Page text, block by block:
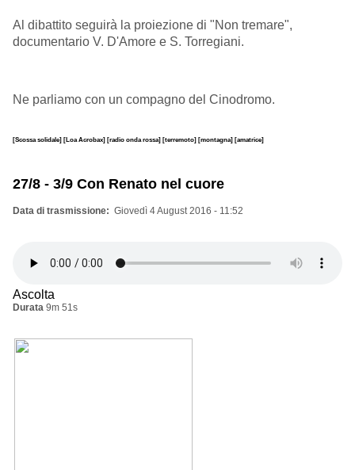
Al dibattito seguirà la proiezione di "Non tremare",
documentario V. D'Amore e S. Torregiani.
Ne parliamo con un compagno del Cinodromo.
[Scossa solidale] [Loa Acrobax] [radio onda rossa] [terremoto] [montagna] [amatrice]
27/8 - 3/9 Con Renato nel cuore
Data di trasmissione Giovedì 4 August 2016 - 11:52
Ascolta
Durata 9m 51s